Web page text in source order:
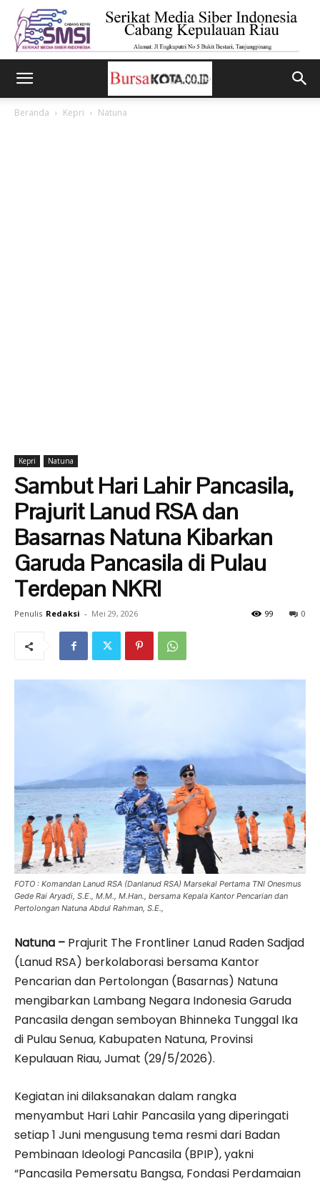
Beranda Kepri Natuna
Kepri Natuna
Sambut Hari Lahir Pancasila,
Prajurit Lanud RSA dan
Basarnas Natuna Kibarkan
Garuda Pancasila di Pulau
Terdepan NKRI
Penulis Redaksi - Mei 29, 2026 0
99
FOTO : Komandan Lanud RSA (Danlanud RSA) Marsekal Pertama TNI Onesmus
Gede Rai Aryadi, S.E., M.M., M.Han., bersama Kepala Kantor Pencarian dan
Pertolongan Natuna Abdul Rahman, S.E.,
Natuna – Prajurit The Frontliner Lanud Raden Sadjad
(Lanud RSA) berkolaborasi bersama Kantor
Pencarian dan Pertolongan (Basarnas) Natuna
mengibarkan Lambang Negara Indonesia Garuda
Pancasila dengan semboyan Bhinneka Tunggal Ika
di Pulau Senua, Kabupaten Natuna, Provinsi
Kepulauan Riau, Jumat (29/5/2026).
Kegiatan ini dilaksanakan dalam rangka
menyambut Hari Lahir Pancasila yang diperingati
setiap 1 Juni mengusung tema resmi dari Badan
Pembinaan Ideologi Pancasila (BPIP), yakni
“Pancasila Pemersatu Bangsa, Fondasi Perdamaian